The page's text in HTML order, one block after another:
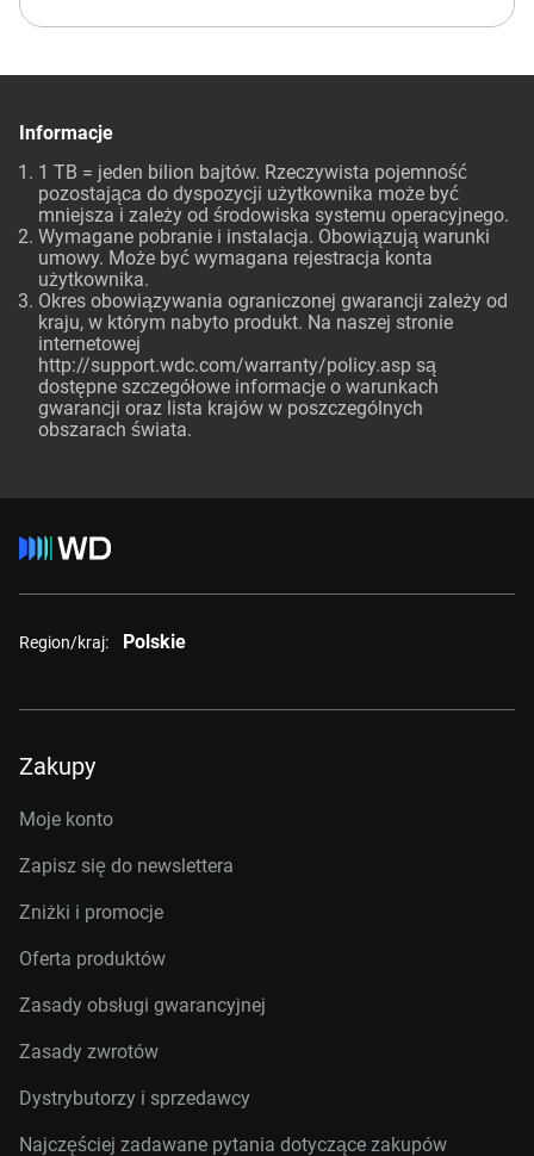
Informacje
1 TB = jeden bilion bajtów. Rzeczywista pojemność
pozostająca do dyspozycji użytkownika może być
mniejsza i zależy od środowiska systemu operacyjnego.
Wymagane pobranie i instalacja. Obowiązują warunki
umowy. Może być wymagana rejestracja konta
użytkownika.
Okres obowiązywania ograniczonej gwarancji zależy od
kraju, w którym nabyto produkt. Na naszej stronie
internetowej
http://support.wdc.com/warranty/policy.asp są
dostępne szczegółowe informacje o warunkach
gwarancji oraz lista krajów w poszczególnych
obszarach świata.
Region/kraj: Polskie
Zakupy
Moje konto
Zapisz się do newslettera
Zniżki i promocje
Oferta produktów
Zasady obsługi gwarancyjnej
Zasady zwrotów
Dystrybutorzy i sprzedawcy
Najczęściej zadawane pytania dotyczące zakupów